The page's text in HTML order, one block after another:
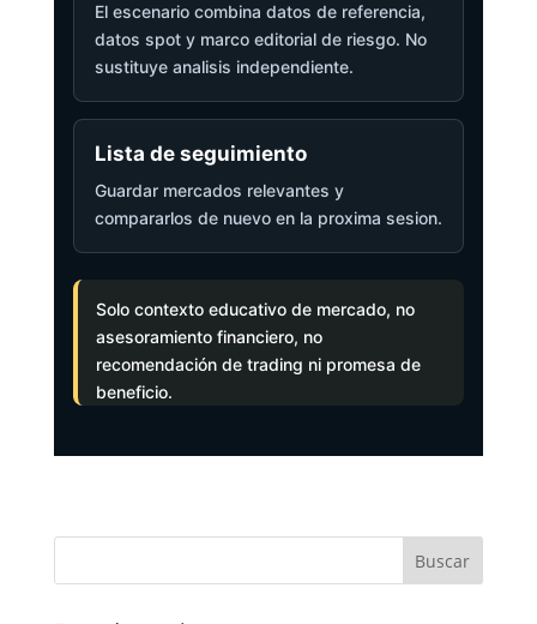
El escenario combina datos de referencia,
datos spot y marco editorial de riesgo. No
sustituye analisis independiente.
Lista de seguimiento
Guardar mercados relevantes y
compararlos de nuevo en la proxima sesion.
Solo contexto educativo de mercado, no
asesoramiento financiero, no
recomendación de trading ni promesa de
beneficio.